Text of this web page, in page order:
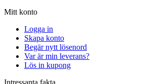
Mitt konto
Logga in
Skapa konto
Begär nytt lösenord
Var är min leverans?
Lös in kupong